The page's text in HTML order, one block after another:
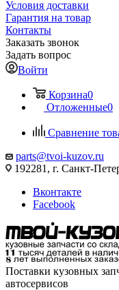
Условия доставки
Гарантия на товар
Контакты
Заказать звонок
Задать вопрос
Войти
Корзина0
Отложенные0
Сравнение
parts@tvoi-kuzov.ru
192281, г. Санкт-
Вконтакте
Facebook
Поставки кузовных
автосервисов